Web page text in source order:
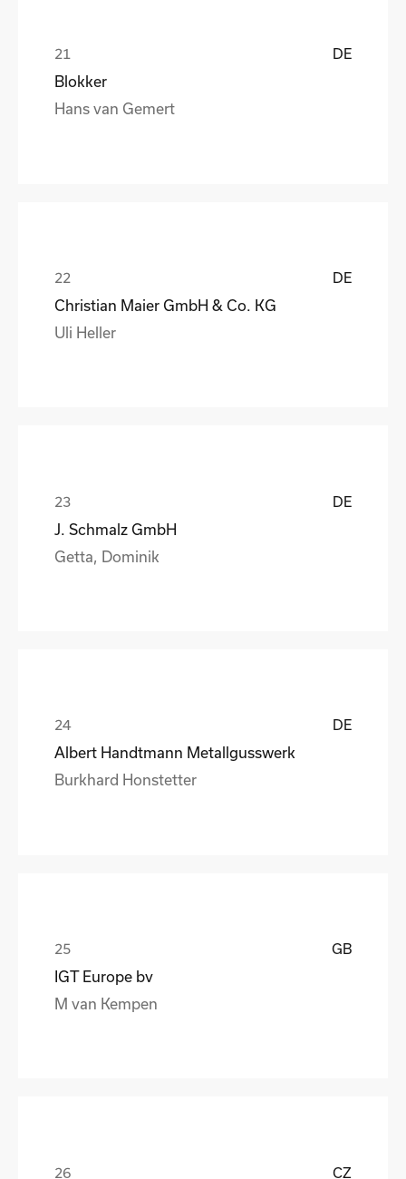
DE
Blokker
Hans van Gemert
DE
Christian Maier GmbH & Co. KG
Uli Heller
DE
J. Schmalz GmbH
Getta, Dominik
DE
Albert Handtmann Metallgusswerk
Burkhard Honstetter
GB
IGT Europe bv
M van Kempen
CZ